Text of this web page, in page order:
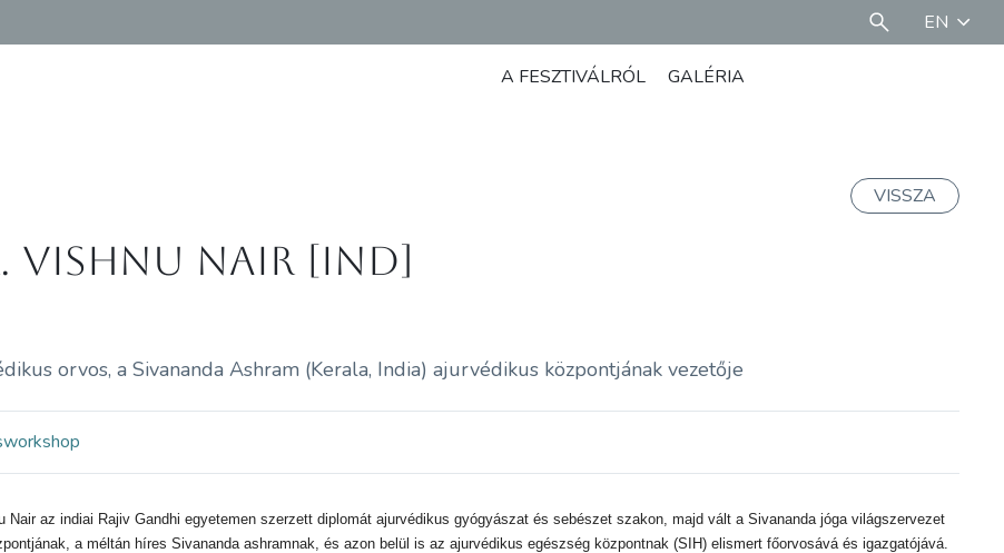
EN
A FESZTIVÁLRÓL GALÉRIA
VISSZA
Vishnu Nair [IND]
orvos, a Sivananda Ashram (Kerala, India) ajurvédikus központjának vezetője
workshop
Nair az indiai Rajiv Gandhi egyetemen szerzett diplomát ajurvédikus gyógyászat és sebészet szakon, majd vált a Sivananda jóga világszervezet
a méltán híres Sivananda ashramnak, és azon belül is az ajurvédikus egészség központnak (SIH) elismert főorvosává és igazgatójává.